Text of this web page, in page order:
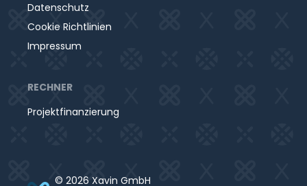
Datenschutz
Cookie Richtlinien
Impressum
RECHNER
Projektfinanzierung
© 2026 Xavin GmbH